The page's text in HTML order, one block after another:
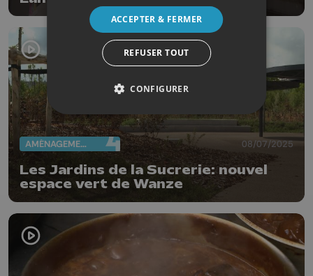
AMÉNAGEMENT DU TERRITOIRE 08/07/2025
Les Jardins de la Sucrerie: nouvel
espace vert de Wanze
ACCEPTER & FERMER
REFUSER TOUT
CONFIGURER